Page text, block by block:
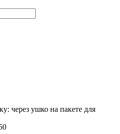
через ушко на пакете для